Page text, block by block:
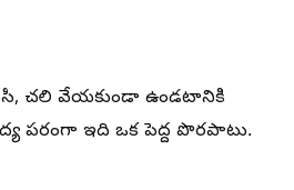
చలి వేయకుండా ఉండటానికి
పరంగా ఇది ఒక పెద్ద పొరపాటు.